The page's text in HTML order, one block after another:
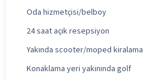
Oda hizmetçisi/belboy
24 saat açık resepsiyon
Yakında scooter/moped kiralama
Konaklama yeri yakınında golf